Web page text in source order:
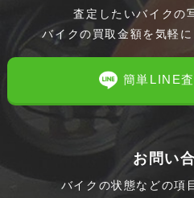
査定したいバイクの
バイクの買取金額を気軽
簡単LINE
お問い
バイクの状態などの項